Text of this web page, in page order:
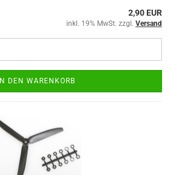
2,90 EUR
inkl. 19% MwSt. zzgl. Versand
IN DEN WARENKORB